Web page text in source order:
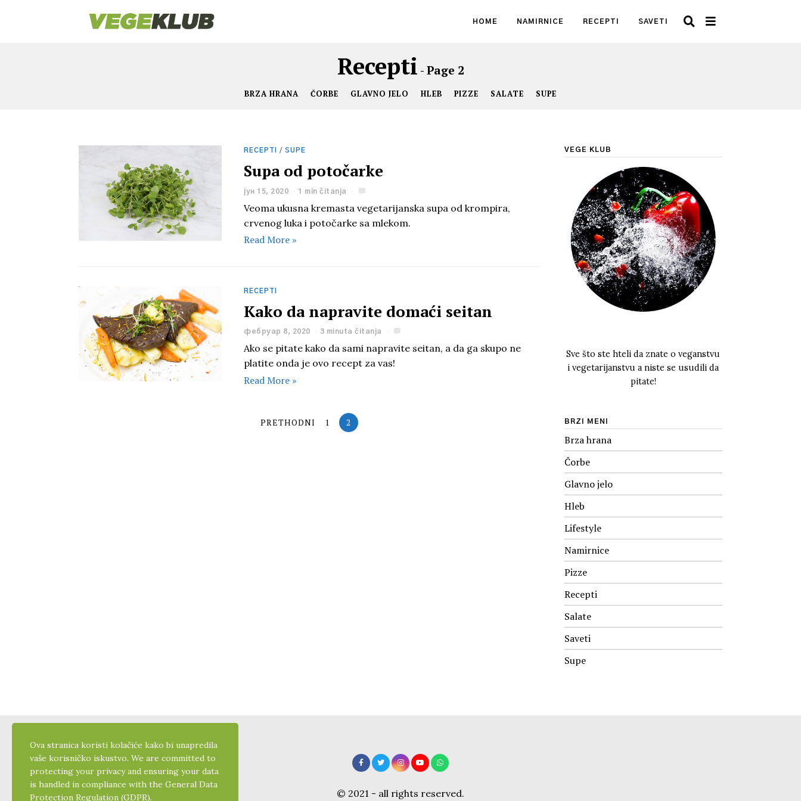
HOME NAMIRNICE RECEPTI SAVETI
Recepti - Page 2
BRZA HRANA ČORBE GLAVNO JELO HLEB PIZZE SALATE SUPE
RECEPTI / SUPE
Supa od potočarke
јун 15, 2020 1 min čitanja
Veoma ukusna kremasta vegetarijanska supa od krompira,
crvenog luka i potočarke sa mlekom.
Read More »
RECEPTI
Kako da napravite domaći seitan
фебруар 8, 2020 3 minuta čitanja
Ako se pitate kako da sami napravite seitan, a da ga skupo ne
platite onda je ovo recept za vas!
Read More »
PRETHODNI 1 2
VEGE KLUB
Sve što ste hteli da znate o veganstvu
i vegetarijanstvu a niste se usudili da
pitate!
BRZI MENI
Brza hrana
Čorbe
Glavno jelo
Hleb
Lifestyle
Namirnice
Pizze
Recepti
Salate
Saveti
Supe
© 2021 - all rights reserved.
Ova stranica koristi kolačiće kako bi unapredila
vaše korisničko iskustvo. We are committed to
protecting your privacy and ensuring your data
is handled in compliance with the General Data
Protection Regulation (GDPR).